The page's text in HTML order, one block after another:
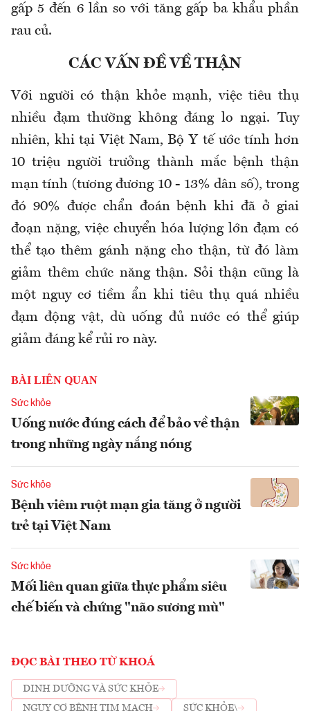
gấp 5 đến 6 lần so với tăng gấp ba khẩu phần
rau củ.
CÁC VẤN ĐỀ VỀ THẬN
Với người có thận khỏe mạnh, việc tiêu thụ
nhiều đạm thường không đáng lo ngại. Tuy
nhiên, khi tại Việt Nam, Bộ Y tế ước tính hơn
10 triệu người trưởng thành mắc bệnh thận
mạn tính (tương đương 10 - 13% dân số), trong
đó 90% được chẩn đoán bệnh khi đã ở giai
đoạn nặng, việc chuyển hóa lượng lớn đạm có
thể tạo thêm gánh nặng cho thận, từ đó làm
giảm thêm chức năng thận. Sỏi thận cũng là
một nguy cơ tiềm ẩn khi tiêu thụ quá nhiều
đạm động vật, dù uống đủ nước có thể giúp
giảm đáng kể rủi ro này.
BÀI LIÊN QUAN
Sức khỏe
Uống nước đúng cách để bảo về thận
trong những ngày nắng nóng
Sức khỏe
Bệnh viêm ruột mạn gia tăng ở người
trẻ tại Việt Nam
Sức khỏe
Mối liên quan giữa thực phẩm siêu
chế biến và chứng "não sương mù"
ĐỌC BÀI THEO TỪ KHOÁ
DINH DƯỠNG VÀ SỨC KHỎE
NGUY CƠ BỆNH TIM MẠCH
SỨC KHỎE\